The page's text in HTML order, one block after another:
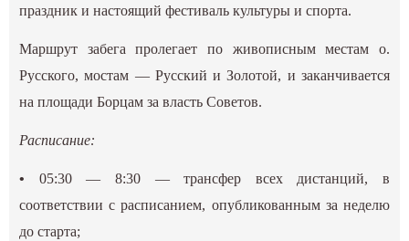
праздник и настоящий фестиваль культуры и спорта.
Маршрут забега пролегает по живописным местам о.
Русского, мостам — Русский и Золотой, и заканчивается
на площади Борцам за власть Советов.
Расписание:
• 05:30 — 8:30 — трансфер всех дистанций, в
соответствии с расписанием, опубликованным за неделю
до старта;